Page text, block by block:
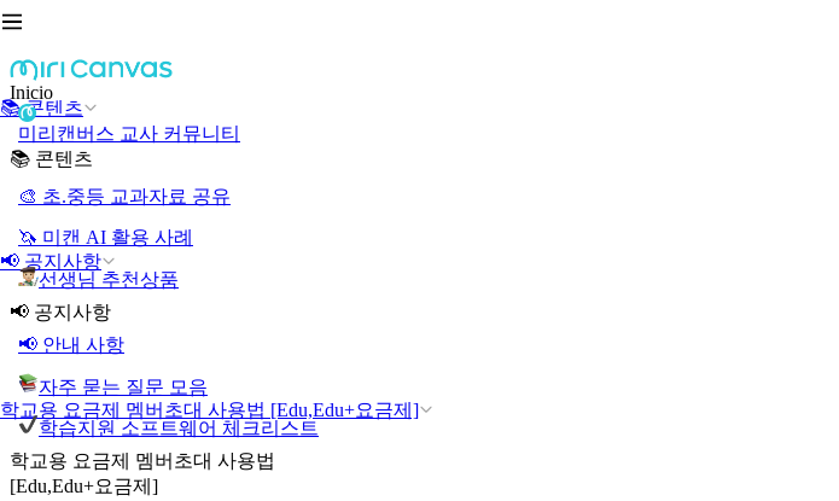
📚 콘텐츠
📢 공지사항
학교용 요금제 멤버초대 사용법 [Edu,Edu+요금제]
Inicio
미리캔버스 교사 커뮤니티
📚 콘텐츠
🎨 초.중등 교과자료 공유
🦄 미캔 AI 활용 사례
선생님 추천상품
📢 공지사항
📢 안내 사항
자주 묻는 질문 모음
학습지원 소프트웨어 체크리스트
학교용 요금제 멤버초대 사용법
[Edu,Edu+요금제]